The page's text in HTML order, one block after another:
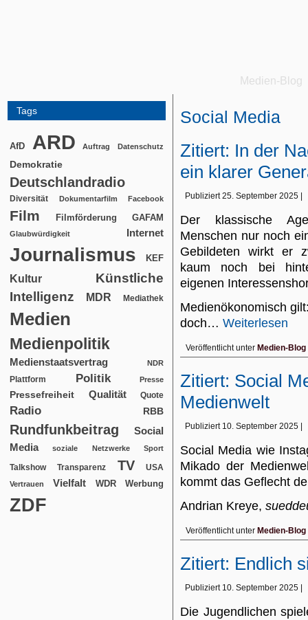
Medien-Blog
Tags
AfD ARD Auftrag Datenschutz
Demokratie
Deutschlandradio
Diversität Dokumentarfilm Facebook
Film Filmförderung GAFAM
Glaubwürdigkeit Internet
Journalismus KEF
Kultur
Künstliche
Intelligenz
MDR Mediathek
Medien
Medienpolitik
Medienstaatsvertrag NDR
Plattform Politik Presse
Pressefreiheit Qualität Quote
Radio RBB
Rundfunkbeitrag
Social
Media
soziale Netzwerke Sport
Talkshow Transparenz TV USA
Vertrauen Vielfalt WDR Werbung
ZDF
Social Media
Zitiert: In der
ein klarer
Publiziert 25. September 2025
Der klassische
Menschen nur noch
Gebildeten wirkt er
kaum noch bei
eigenen
Medienökonomisch
doch… Weiterlesen
Veröffentlicht unter Medien-Blog
Zitiert: Social
Medienwelt
Publiziert 10. September 2025
Social Media wie
Mikado der
kommt das Geflecht
Andrian Kreye,
Veröffentlicht unter Medien-Blog
Zitiert: Endlich
Publiziert 10. September 2025
Die Jugendlichen